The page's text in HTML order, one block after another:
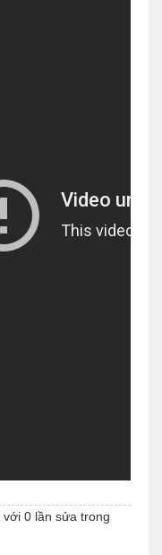
với 0 lần sửa trong